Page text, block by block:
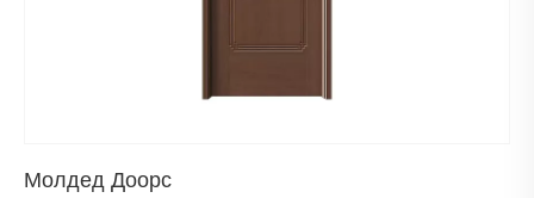
Молдед Доорс